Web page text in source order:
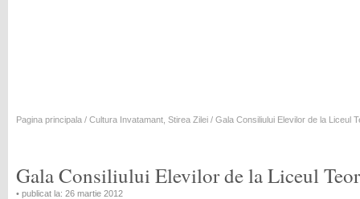
Pagina principala / Cultura Invatamant Stirea Zilei / Gala Consiliului Elevilor de la Liceul
Gala Consiliului Elevilor de la Liceul
• publicat la: 26 martie 2012